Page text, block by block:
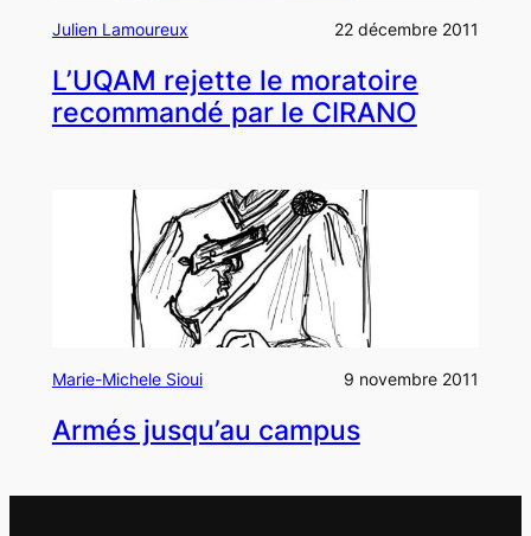
Julien Lamoureux 22 décembre 2011
L’UQAM rejette le moratoire
recommandé par le CIRANO
Marie-Michele Sioui 9 novembre 2011
Armés jusqu’au campus